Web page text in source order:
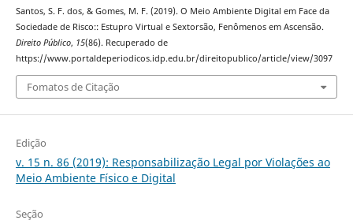
Santos, S. F. dos, & Gomes, M. F. (2019). O Meio Ambiente Digital em Face da
Sociedade de Risco:: Estupro Virtual e Sextorsão, Fenômenos em Ascensão.
Direito Público, 15(86). Recuperado de
https://www.portaldeperiodicos.idp.edu.br/direitopublico/article/view/3097
Fomatos de Citação
Edição
v. 15 n. 86 (2019): Responsabilização Legal por Violações ao
Meio Ambiente Físico e Digital
Seção